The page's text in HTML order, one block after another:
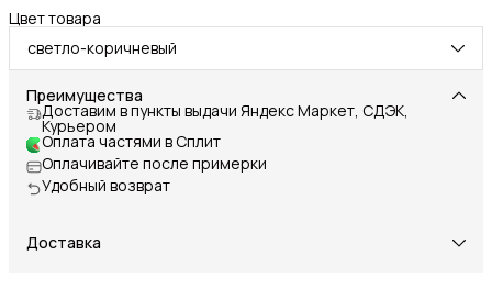
Цвет товара
светло-коричневый
Преимущества
Доставим в пункты выдачи Яндекс Маркет, СДЭК,
Курьером
Оплата частями в Сплит
Оплачивайте после примерки
Удобный возврат
Доставка